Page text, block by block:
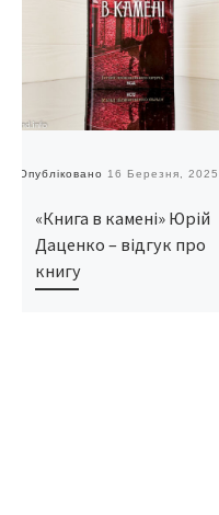
Опубліковано 16 Березня, 2025
«Книга в камені» Юрій
Даценко – відгук про
книгу